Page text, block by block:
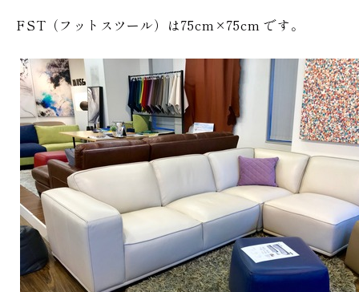
FST（フットスツール）は75cm×75cm です。